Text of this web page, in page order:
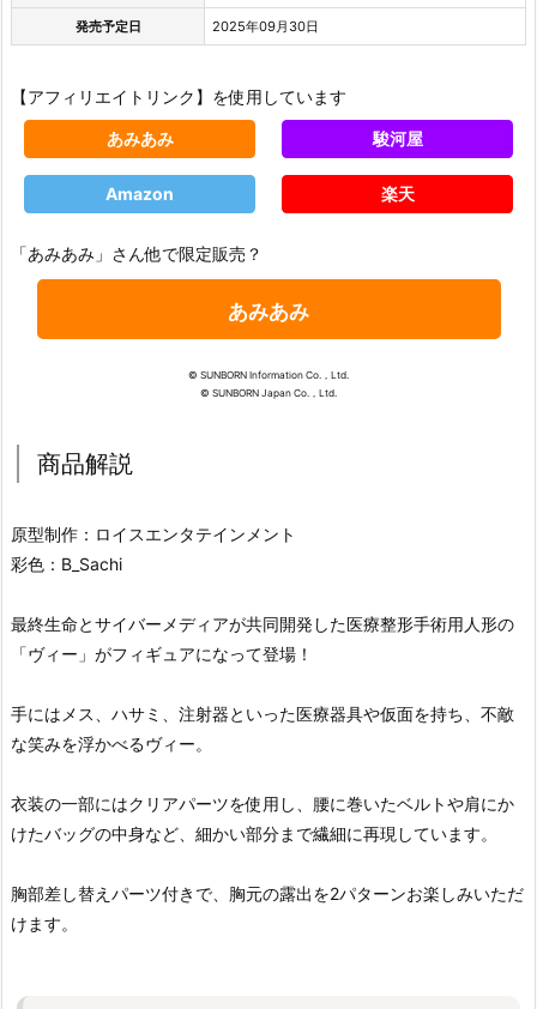
発売予定日 2025年09月30日
【アフィリエイトリンク】を使用しています
あみあみ 駿河屋
Amazon 楽天
「あみあみ」さん他で限定販売？
あみあみ
© SUNBORN Information Co.，Ltd.
© SUNBORN Japan Co.，Ltd.
商品解説
原型制作：ロイスエンタテインメント
彩色：B_Sachi
最終生命とサイバーメディアが共同開発した医療整形手術用人形の
「ヴィー」がフィギュアになって登場！
手にはメス、ハサミ、注射器といった医療器具や仮面を持ち、不敵
な笑みを浮かべるヴィー。
衣装の一部にはクリアパーツを使用し、腰に巻いたベルトや肩にか
けたバッグの中身など、細かい部分まで繊細に再現しています。
胸部差し替えパーツ付きで、胸元の露出を2パターンお楽しみいただ
けます。